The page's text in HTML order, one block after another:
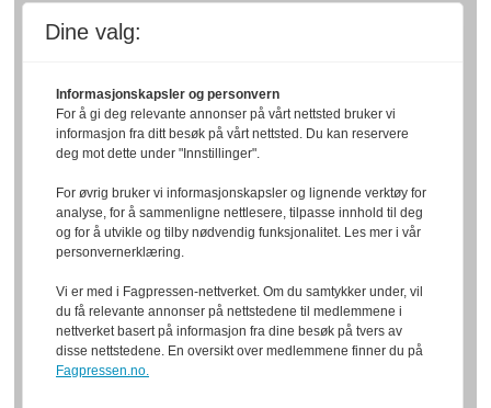
Dine valg:
Informasjonskapsler og personvern
For å gi deg relevante annonser på vårt nettsted bruker vi
informasjon fra ditt besøk på vårt nettsted. Du kan reservere
deg mot dette under "Innstillinger".
For øvrig bruker vi informasjonskapsler og lignende verktøy for
analyse, for å sammenligne nettlesere, tilpasse innhold til deg
og for å utvikle og tilby nødvendig funksjonalitet. Les mer i vår
personvernerklæring.
Vi er med i Fagpressen-nettverket. Om du samtykker under, vil
du få relevante annonser på nettstedene til medlemmene i
nettverket basert på informasjon fra dine besøk på tvers av
disse nettstedene. En oversikt over medlemmene finner du på
Fagpressen.no.